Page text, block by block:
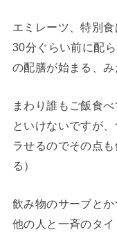
エミレーツ、特別
30分ぐらい前に配
の配膳が始まる、み
まわり誰もご飯食
といけないですが
ラせるのでその点
る）
飲み物のサーブと
他の人と一斉のタイ